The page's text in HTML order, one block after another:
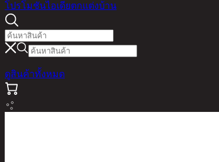
โปรโมชันไอเดียตกแต่งบ้าน
ดูสินค้าทั้งหมด